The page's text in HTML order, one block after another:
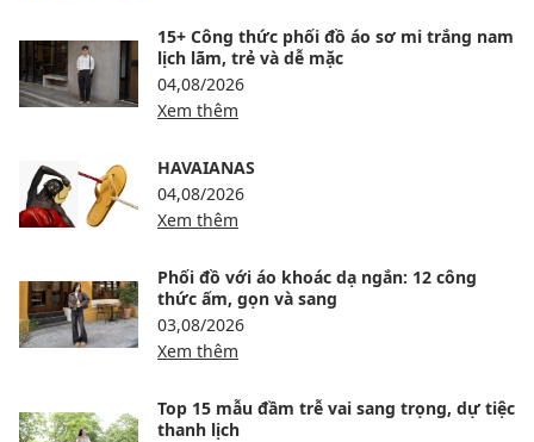
15+ Công thức phối đồ áo sơ mi trắng nam
lịch lãm, trẻ và dễ mặc
04,08/2026
Xem thêm
HAVAIANAS
04,08/2026
Xem thêm
Phối đồ với áo khoác dạ ngắn: 12 công
thức ấm, gọn và sang
03,08/2026
Xem thêm
Top 15 mẫu đầm trễ vai sang trọng, dự tiệc
thanh lịch